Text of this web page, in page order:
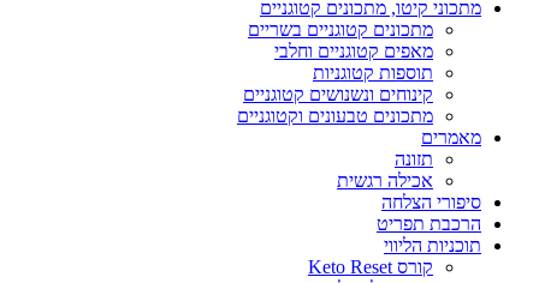
מתכוני קיטו, מתכונים קטוגניים
מתכונים קטוגניים בשריים
מאפים קטוגניים וחלבי
תוספות קטוגניות
קינוחים ונשנושים קטוגניים
מתכונים טבעונים וקטוגניים
מאמרים
תזונה
אכילה רגשית
סיפורי הצלחה
הרכבת תפריט
תוכניות הליווי
קורס Keto Reset